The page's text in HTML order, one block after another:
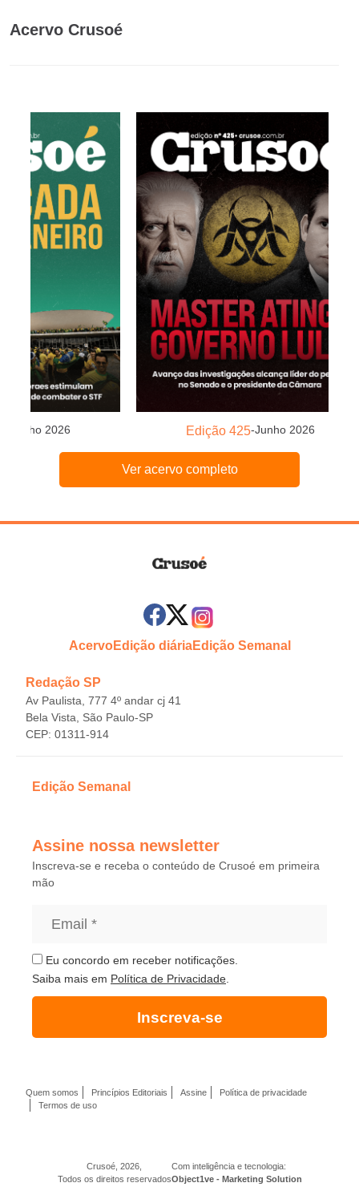
Acervo Crusoé
Junho 2026 Edição 425-Junho 2026
Ver acervo completo
AcervoEdição diáriaEdição Semanal
Redação SP
Av Paulista, 777 4º andar cj 41
Bela Vista, São Paulo-SP
CEP: 01311-914
Edição Semanal
Assine nossa newsletter
Inscreva-se e receba o conteúdo de Crusoé em primeira
mão
Eu concordo em receber notificações.
Saiba mais em Política de Privacidade
Inscreva-se
Crusoé, 2026,
Todos os direitos reservados
Com inteligência e tecnologia:
Object1ve - Marketing Solution
Quem somos Princípios Editoriais Assine
Política de privacidade
Termos de uso